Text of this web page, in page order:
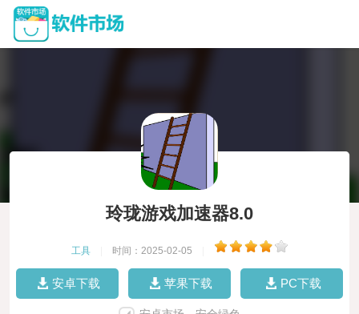
玲珑游戏加速器8.0
工具 时间：2025-02-05
安卓下载 苹果下载 PC下载